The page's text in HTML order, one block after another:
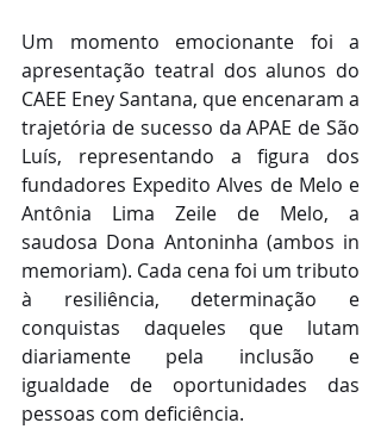
Um momento emocionante foi a
apresentação teatral dos alunos do
CAEE Eney Santana, que encenaram a
trajetória de sucesso da APAE de São
Luís, representando a figura dos
fundadores Expedito Alves de Melo e
Antônia Lima Zeile de Melo, a
saudosa Dona Antoninha (ambos in
memoriam). Cada cena foi um tributo
à resiliência, determinação e
conquistas daqueles que lutam
diariamente pela inclusão e
igualdade de oportunidades das
pessoas com deficiência.